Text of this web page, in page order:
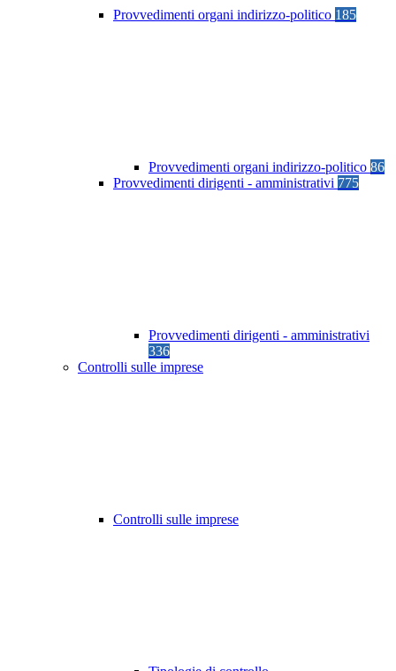
Provvedimenti organi indirizzo-politico 185
Provvedimenti organi indirizzo-politico 86
Provvedimenti dirigenti - amministrativi 775
Provvedimenti dirigenti - amministrativi
336
Controlli sulle imprese
Controlli sulle imprese